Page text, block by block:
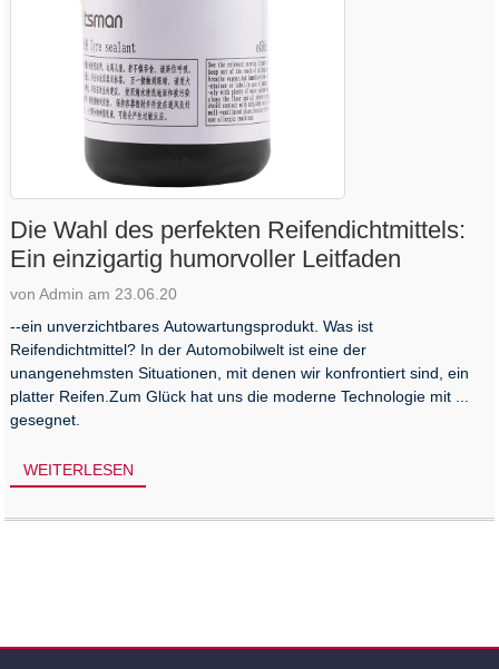
Die Wahl des perfekten Reifendichtmittels:
Ein einzigartig humorvoller Leitfaden
von Admin am 23.06.20
--ein unverzichtbares Autowartungsprodukt. Was ist
Reifendichtmittel? In der Automobilwelt ist eine der
unangenehmsten Situationen, mit denen wir konfrontiert sind, ein
platter Reifen.Zum Glück hat uns die moderne Technologie mit ...
gesegnet.
WEITERLESEN